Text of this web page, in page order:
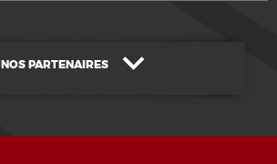
NOS PARTENAIRES